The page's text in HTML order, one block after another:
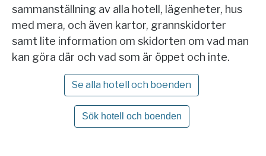
sammanställning av alla hotell, lägenheter, hus
med mera, och även kartor, grannskidorter
samt lite information om skidorten om vad man
kan göra där och vad som är öppet och inte.
Se alla hotell och boenden
Sök hotell och boenden